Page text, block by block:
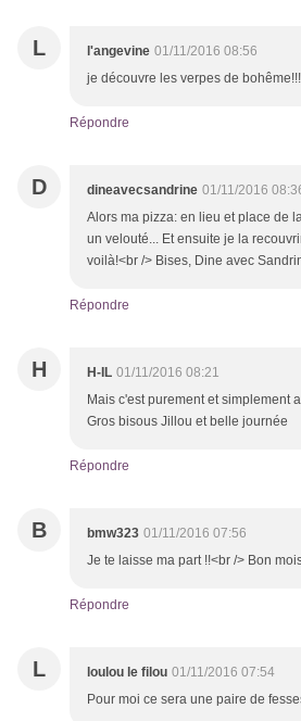
L l'angevine 01/11/2016 08:56
je découvre les verpes de
Répondre
D dineavecsandrine 01/11/2016
Alors ma pizza: en lieu et place de
un velouté... Et ensuite je la
voilà!<br /> Bises, Dine avec
Répondre
H H-IL 01/11/2016 08:21
Mais c'est purement et simplement
Gros bisous Jillou et belle journée
Répondre
B bmw323 01/11/2016 07:56
Je te laisse ma part !!<br /> Bon
Répondre
L loulou le filou 01/11/2016 07:54
Pour moi ce sera une paire de